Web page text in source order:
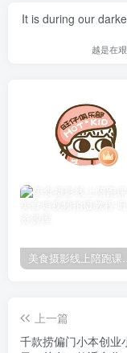
It is during our
越是在
美食摄影线
上一篇
千款捞偏门小本创业